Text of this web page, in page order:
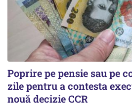
Poprire pe pensie sau pe
zile pentru a contesta
nouă decizie CCR